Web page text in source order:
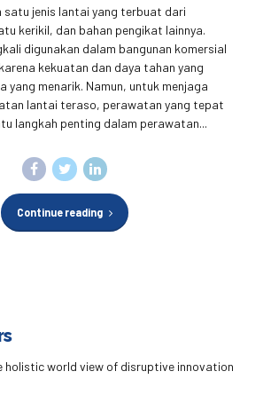
satu jenis lantai yang terbuat dari
kerikil, dan bahan pengikat lainnya.
digunakan dalam bangunan komersial
kekuatan dan daya tahan yang
menarik. Namun, untuk menjaga
lantai teraso, perawatan yang tepat
langkah penting dalam perawatan...
Continue reading
holistic world view of disruptive innovation